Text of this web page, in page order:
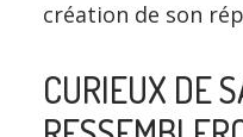
création de son
CURIEUX DE